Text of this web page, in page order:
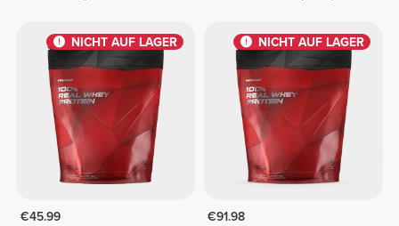
NICHT AUF LAGER
€45.99
NICHT AUF LAGER
€91.98